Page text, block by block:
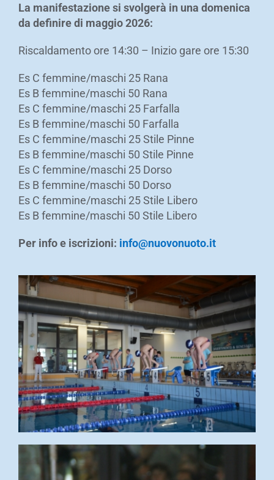
La manifestazione si svolgerà in una domenica
da definire di maggio 2026:
Riscaldamento ore 14:30 – Inizio gare ore 15:30
Es C femmine/maschi 25 Rana
Es B femmine/maschi 50 Rana
Es C femmine/maschi 25 Farfalla
Es B femmine/maschi 50 Farfalla
Es C femmine/maschi 25 Stile Pinne
Es B femmine/maschi 50 Stile Pinne
Es C femmine/maschi 25 Dorso
Es B femmine/maschi 50 Dorso
Es C femmine/maschi 25 Stile Libero
Es B femmine/maschi 50 Stile Libero
Per info e iscrizioni: info@nuovonuoto.it